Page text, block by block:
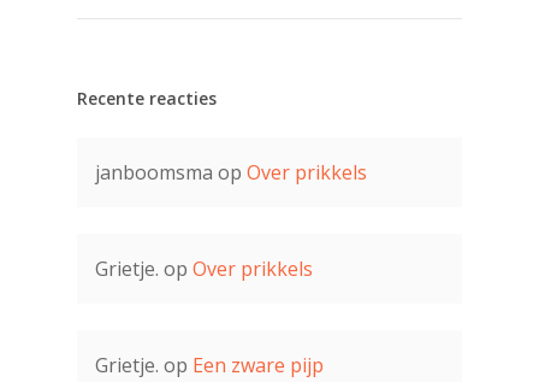
Recente reacties
janboomsma op Over prikkels
Grietje. op Over prikkels
Grietje. op Een zware pijp